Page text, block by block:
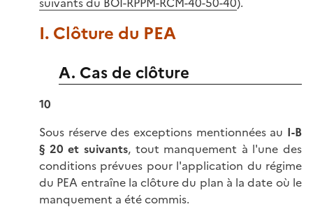
I. Clôture du PEA
A. Cas de clôture
10
Sous réserve des exceptions mentionnées au I-B
§ 20 et suivants, tout manquement à l'une des
conditions prévues pour l'application du régime
du PEA entraîne la clôture du plan à la date où le
manquement a été commis.